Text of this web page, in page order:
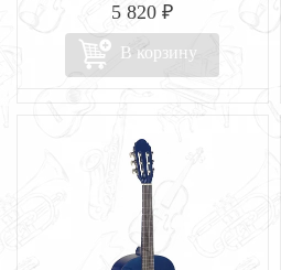
5 820 ₽
В корзину